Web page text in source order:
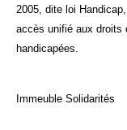
2005, dite loi
accès unifié aux droits
handicapées.
Immeuble Solidarités